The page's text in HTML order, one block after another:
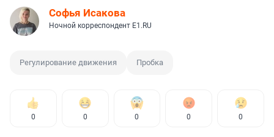
Софья Исакова
Ночной корреспондент E1.RU
Регулирование движения Пробка
0 0 0 0 0